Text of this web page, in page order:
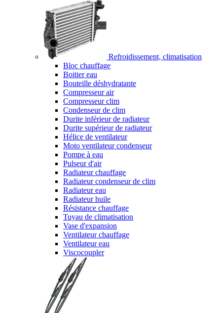
Refroidissement, climatisation
Bloc chauffage
Boitier eau
Bouteille déshydratante
Compresseur air
Compresseur clim
Condenseur de clim
Durite inférieur de radiateur
Durite supérieur de radiateur
Hélice de ventilateur
Moto ventilateur condenseur
Pompe à eau
Pulseur d'air
Radiateur chauffage
Radiateur condenseur de clim
Radiateur eau
Radiateur huile
Résistance chauffage
Tuyau de climatisation
Vase d'expansion
Ventilateur chauffage
Ventilateur eau
Viscocoupler